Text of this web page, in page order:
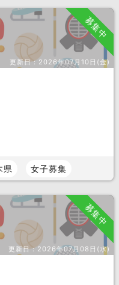
募集中
更新日： 2026年07月10日(金)
県 女子募集
募集中
更新日：2026年07月08日(水)